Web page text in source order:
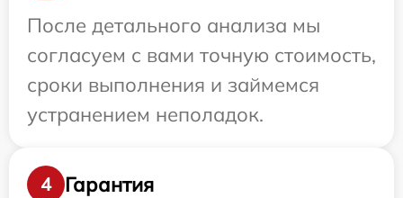
После детального анализа мы
согласуем с вами точную стоимость,
сроки выполнения и займемся
устранением неполадок.
4
Гарантия